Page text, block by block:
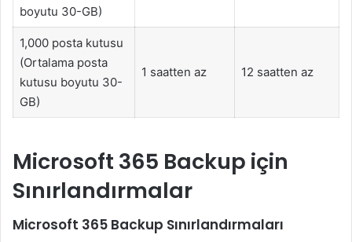
boyutu 30-GB)
1,000 posta kutusu
(Ortalama posta
kutusu boyutu 30-
GB)
1 saatten az 12 saatten az
Microsoft 365 Backup için
Sınırlandırmalar
Microsoft 365 Backup Sınırlandırmaları